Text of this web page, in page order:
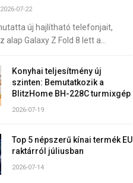
2026-07-22
új hajlítható telefonjait,
alap Galaxy Z Fold 8 lett a…
Konyhai teljesítmény új
szinten: Bemutatkozik a
BlitzHome BH-228C turmixgép
2026-07-19
Top 5 népszerű kínai termék EU
raktárról júliusban
2026-07-14